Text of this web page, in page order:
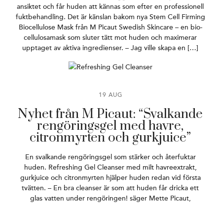
ansiktet och får huden att kännas som efter en professionell
fuktbehandling. Det är känslan bakom nya Stem Cell Firming
Biocellulose Mask från M Picaut Swedish Skincare – en bio-
cellulosamask som sluter tätt mot huden och maximerar
upptaget av aktiva ingredienser. – Jag ville skapa en […]
19 AUG
Nyhet från M Picaut: “Svalkande
rengöringsgel med havre,
citronmyrten och gurkjuice”
En svalkande rengöringsgel som stärker och återfuktar
huden. Refreshing Gel Cleanser med milt havreextrakt,
gurkjuice och citronmyrten hjälper huden redan vid första
tvätten. – En bra cleanser är som att huden får dricka ett
glas vatten under rengöringen! säger Mette Picaut,